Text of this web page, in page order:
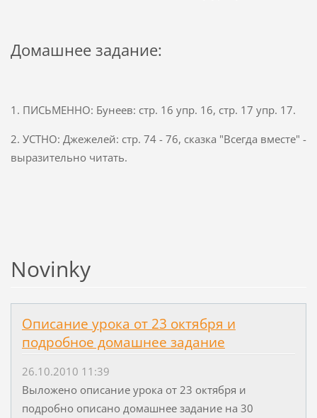
Домашнее задание:
1. ПИСЬМЕННО: Бунеев: стр. 16 упр. 16, стр. 17 упр. 17.
2. УСТНО: Джежелей: стр. 74 - 76, сказка "Всегда вместе" -
выразительно читать.
Novinky
Описание урока от 23 октября и
подробное домашнее задание
26.10.2010 11:39
Выложено описание урока от 23 октября и
подробно описано домашнее задание на 30